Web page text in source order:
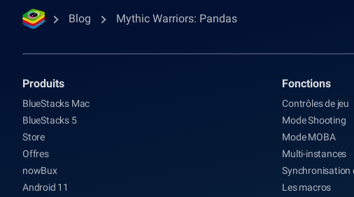
Blog Mythic Warriors: Pandas
Produits
BlueStacks Mac
BlueStacks 5
Store
Offres
nowBux
Android 11
Fonctions
Contrôles de jeu
Mode Shooting
Mode MOBA
Multi-instances
Synchronisation
Les macros